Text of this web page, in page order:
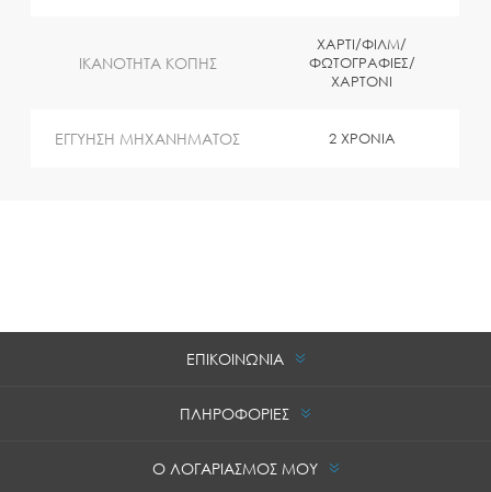
ΙΚΑΝΟΤΗΤΑ ΚΟΠΗΣ
ΧΑΡΤΙ/ΦΙΛΜ/
ΦΩΤΟΓΡΑΦΙΕΣ/
ΧΑΡΤΟΝΙ
ΕΓΓΥΗΣΗ ΜΗΧΑΝΗΜΑΤΟΣ 2 ΧΡΟΝΙΑ
ΕΠΙΚΟΙΝΩΝΙΑ
ΠΛΗΡΟΦΟΡΙΕΣ
Ο ΛΟΓΑΡΙΑΣΜΟΣ ΜΟΥ